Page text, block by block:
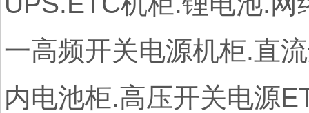
一高频开关电源机柜.直
内电池柜.高压开关电源